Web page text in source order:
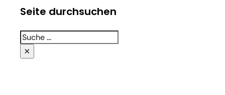
Seite durchsuchen
Suchen
×